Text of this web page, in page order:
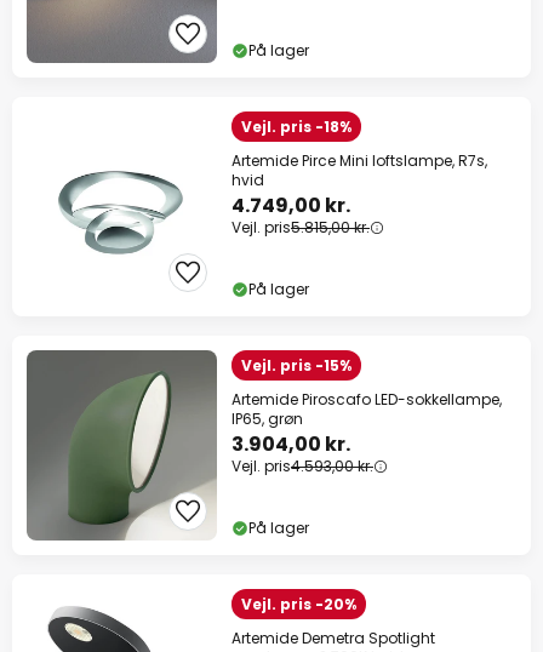
På lager
Vejl. pris -18%
Artemide Pirce Mini loftslampe, R7s,
hvid
4.749,00 kr.
Vejl. pris5.815,00 kr.
På lager
Vejl. pris -15%
Artemide Piroscafo LED-sokkellampe,
IP65, grøn
3.904,00 kr.
Vejl. pris4.593,00 kr.
På lager
Vejl. pris -20%
Artemide Demetra Spotlight